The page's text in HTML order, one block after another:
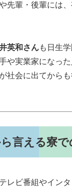
先輩・後輩には
英和さんも日生学
や実業家になった
が社会に出てから
言える寮で
レビ番組やイン